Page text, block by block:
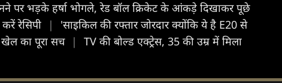
पर भड़के हर्षा भोगले, रेड बॉल क्रिकेट के आंकड़े दिखाकर पूछे
रेसिपी
|
'साइकिल की रफ्तार जोरदार क्योंकि ये है E20 से
का पूरा सच | TV की बोल्ड एक्ट्रेस, 35 की उम्र में मिला